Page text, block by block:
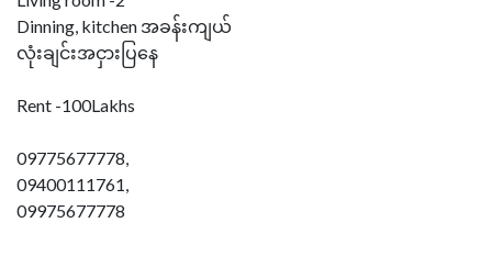
Dinning, kitchen အခန်းကျယ်
လုံးချင်းအငှားပြနေ
Rent -100Lakhs
09775677778,
09400111761,